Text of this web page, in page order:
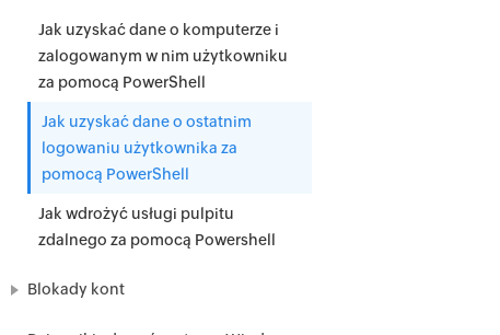
Jak uzyskać dane o komputerze i
zalogowanym w nim użytkowniku
za pomocą PowerShell
Jak uzyskać dane o ostatnim
logowaniu użytkownika za
pomocą PowerShell
Jak wdrożyć usługi pulpitu
zdalnego za pomocą Powershell
Blokady kont